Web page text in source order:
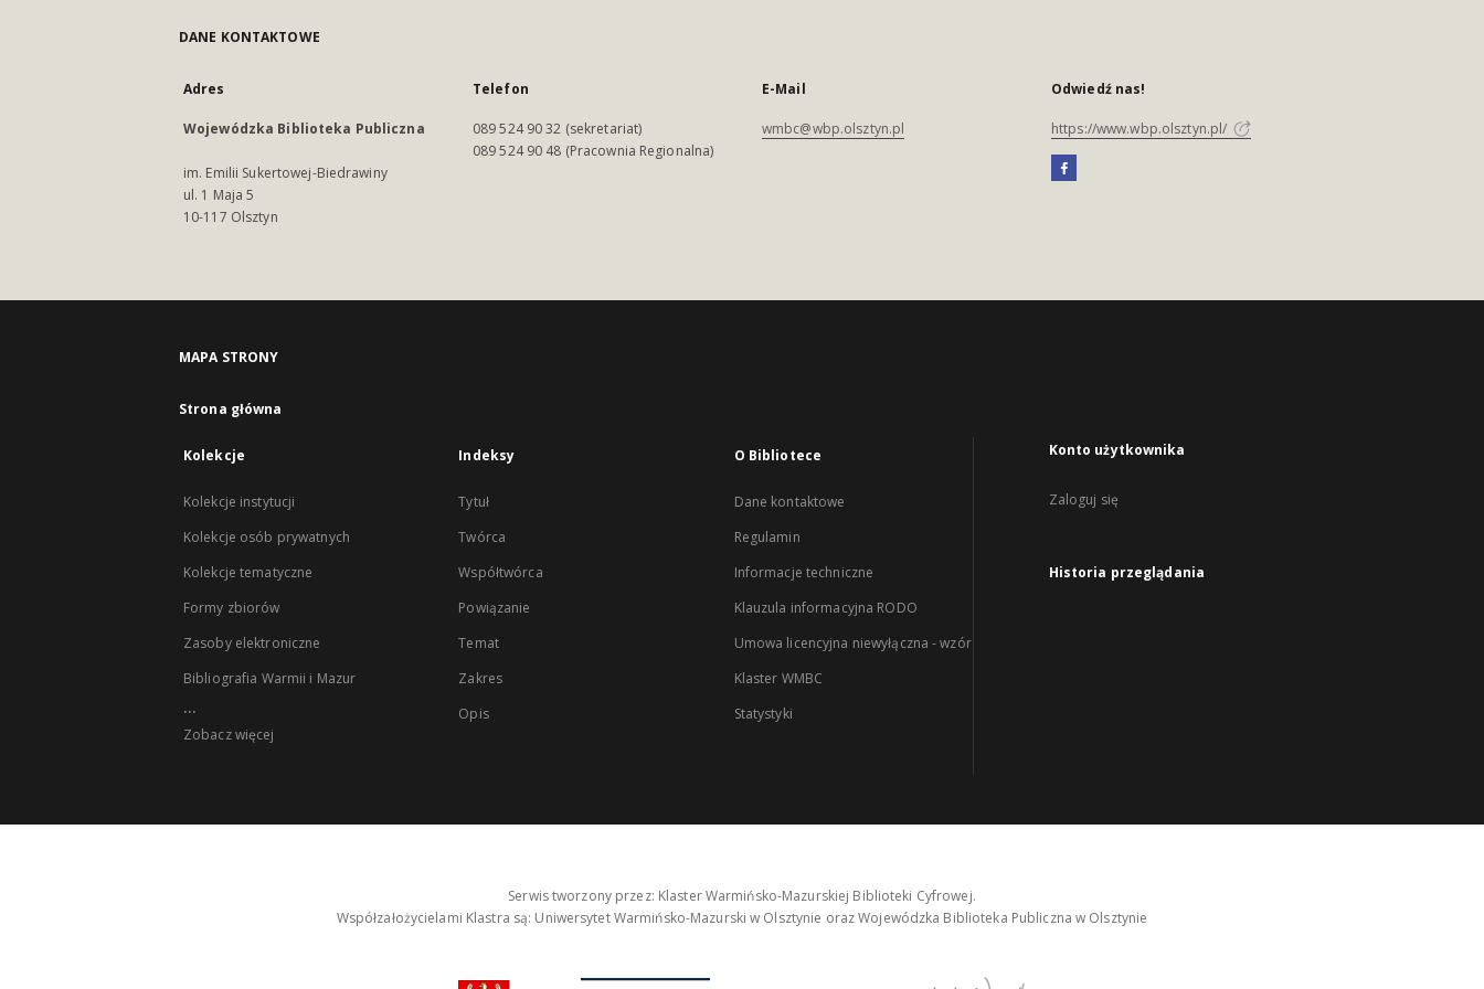
DANE KONTAKTOWE
Adres
Wojewódzka Biblioteka Publiczna
im. Emilii Sukertowej-Biedrawiny
ul. 1 Maja 5
10-117 Olsztyn
Telefon
089 524 90 32 (sekretariat)
089 524 90 48 (Pracownia Regionalna)
E-Mail
wmbc@wbp.olsztyn.pl
Odwiedź nas!
https://www.wbp.olsztyn.pl/
MAPA STRONY
Strona główna
Kolekcje
Kolekcje instytucji
Kolekcje osób prywatnych
Kolekcje tematyczne
Formy zbiorów
Zasoby elektroniczne
Bibliografia Warmii i Mazur
...
Zobacz więcej
Indeksy
Tytuł
Twórca
Współtwórca
Powiązanie
Temat
Zakres
Opis
O Bibliotece
Dane kontaktowe
Regulamin
Informacje techniczne
Klauzula informacyjna RODO
Umowa licencyjna niewyłączna - wzór
Klaster WMBC
Statystyki
Konto użytkownika
Zaloguj się
Historia przeglądania
Serwis tworzony przez: Klaster Warmińsko-Mazurskiej Biblioteki Cyfrowej.
Współzałożycielami Klastra są: Uniwersytet Warmińsko-Mazurski w Olsztynie oraz Wojewódzka Biblioteka Publiczna w Olsztynie